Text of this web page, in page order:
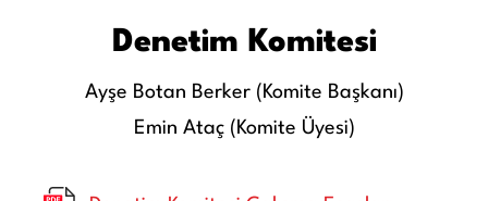
Denetim Komitesi
Ayşe Botan Berker (Komite Başkanı)
Emin Ataç (Komite Üyesi)